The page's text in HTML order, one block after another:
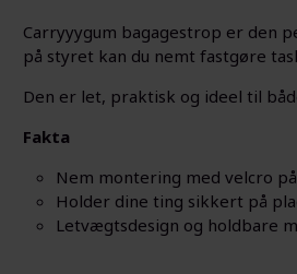
Carryyygum bagagestrop er den
på styret kan du nemt fastgøre
Den er let, praktisk og ideel til
Fakta
Nem montering med velcro
Holder dine ting sikkert på
Letvægtsdesign og holdbare